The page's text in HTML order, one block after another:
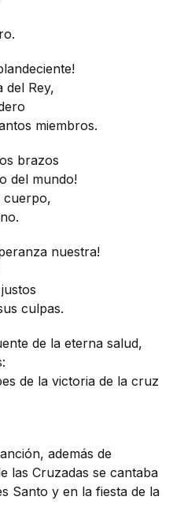
Rey,
miembros.
brazos
del mundo!
cuerpo,
nuestra!
culpas.
de la eterna salud,
de la victoria de la cruz
además de
las Cruzadas se cantaba
Santo y en la fiesta de la